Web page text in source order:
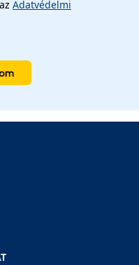
Adatvédelmi